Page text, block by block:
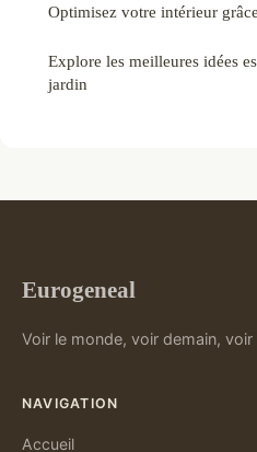
Optimisez votre intérieur
Explore les meilleures idées
jardin
Eurogeneal
Voir le monde, voir demain,
NAVIGATION
Accueil